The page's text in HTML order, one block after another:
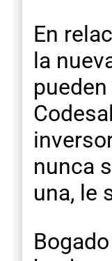
En
la
nunca
una, le